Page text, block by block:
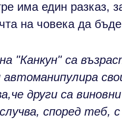
има един разказ,
на човека да
"Канкун" са
автоманипулира
други са
според теб,